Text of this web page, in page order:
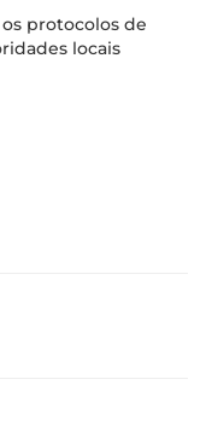
protocolos de
locais